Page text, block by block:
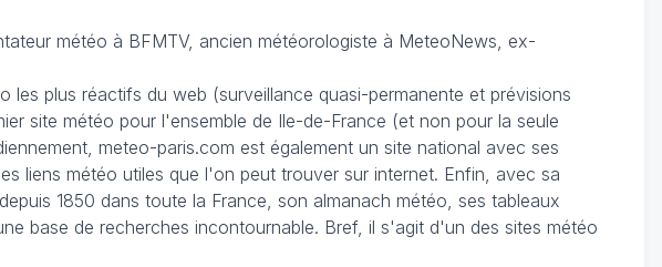
météo à BFMTV, ancien météorologiste à MeteoNews, ex-
plus réactifs du web (surveillance quasi-permanente et prévisions
site météo pour l'ensemble de Ile-de-France (et non pour la seule
meteo-paris.com est également un site national avec ses
liens météo utiles que l'on peut trouver sur internet. Enfin, avec sa
1850 dans toute la France, son almanach météo, ses tableaux
base de recherches incontournable. Bref, il s'agit d'un des sites météo